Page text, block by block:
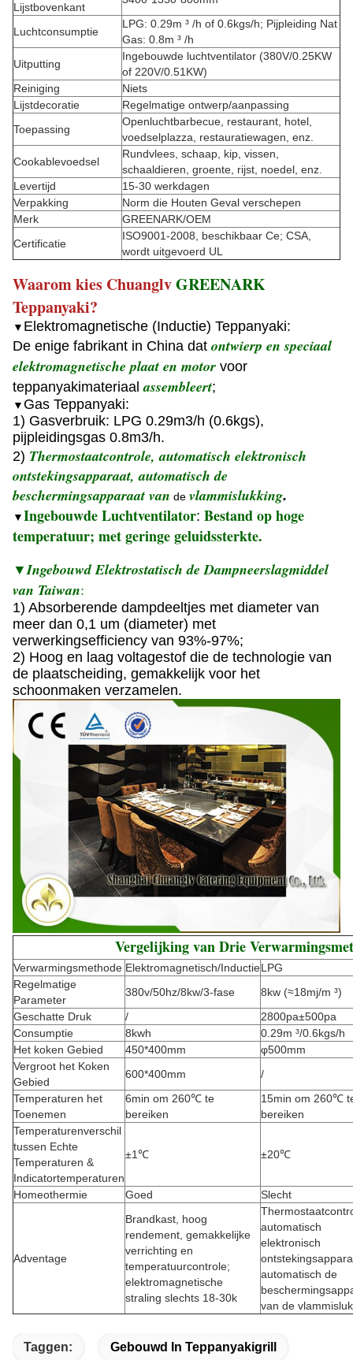
Lijstbovenkant
Luchtconsumptie
LPG: 0.29m ³ /h of 0.6kgs/h; Pijpleiding Nat
Gas: 0.8m ³ /h
Uitputting
Ingebouwde luchtventilator (380V/0.25KW
of 220V/0.51KW)
Reiniging
Niets
Lijstdecoratie
Regelmatige ontwerp/aanpassing
Toepassing
Openluchtbarbecue, restaurant, hotel,
voedselplazza, restauratiewagen, enz.
Cookablevoedsel
Rundvlees, schaap, kip, vissen,
schaaldieren, groente, rijst, noedel, enz.
Levertijd
15-30 werkdagen
Verpakking
Norm die Houten Geval verschepen
Merk
GREENARK/OEM
Certificatie
ISO9001-2008, beschikbaar Ce; CSA,
wordt uitgevoerd UL
Waarom kies ChuanglvGREENARK
Teppanyaki?
▼ Elektromagnetische (Inductie) Teppanyaki:
De enige fabrikant in China dat ontwierp en speciaal
elektromagnetische plaat en motor voor
teppanyakimateriaalassembleert;
▼ Gas Teppanyaki:
1) Gasverbruik: LPG 0.29m3/h (0.6kgs),
pijpleidingsgas 0.8m3/h.
2) Thermostaatcontrole, automatisch elektronisch
ontstekingsapparaat, automatisch de
beschermingsapparaat van de vlammislukking.
▼Ingebouwde Luchtventilator: Bestand op hoge
temperatuur; met geringe geluidssterkte.
▼Ingebouwd Elektrostatisch de Dampneerslagmiddel
van Taiwan:
1) Absorberende dampdeeltjes met diameter van
meer dan 0,1 um (diameter) met
verwerkingsefficiency van 93%-97%;
2) Hoog en laag voltagestof die de technologie van
de plaatscheiding, gemakkelijk voor het
schoonmaken verzamelen.
Vergelijking van Drie
Verwarmingsmethode Elektromagnetisch/InductieLPG
Regelmatige
Parameter
380v/50hz/8kw/3-fase
8kw (≈18mj/m ³)
Geschatte Druk
/
2800pa±500pa
Consumptie
8kwh
0.29m ³/0.6kgs/h
Het koken Gebied
450*400mm
φ500mm
Vergroot het Koken
Gebied
600*400mm
/
Temperaturen het
Toenemen
6min om 260℃ te
bereiken
15min om 260℃
bereiken
Temperaturenverschil
tussen Echte
Temperaturen &
Indicatortemperaturen
±1℃ ±20℃
Homeothermie Goed Slecht
Adventage
Brandkast, hoog
rendement, gemakkelijke
verrichting en
temperatuurcontrole;
elektromagnetische
straling slechts 18-30k
automatisch
elektronisch
automatisch de
van de
Taggen: Gebouwd In Teppanyakigrill